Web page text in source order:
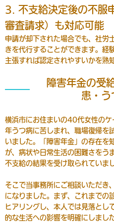
3. 不支給決定後の不服
審査請求）も対応可能
申請が却下された場合でも、社労
きを代行することができます。経
主張すれば認定されやすいかを熟
障害年金の受
患・う
横浜市にお住まいの40代女性の
年うつ病に苦しまれ、職場復帰を
いました。「障害年金」の存在を
が、病状や日常生活の困難さをう
不支給の結果を受け取られていま
そこで当事務所にご相談いただき
になりました。まず、これまでの
ヒアリングし、本人では見落とし
的な生活への影響を明確にしました